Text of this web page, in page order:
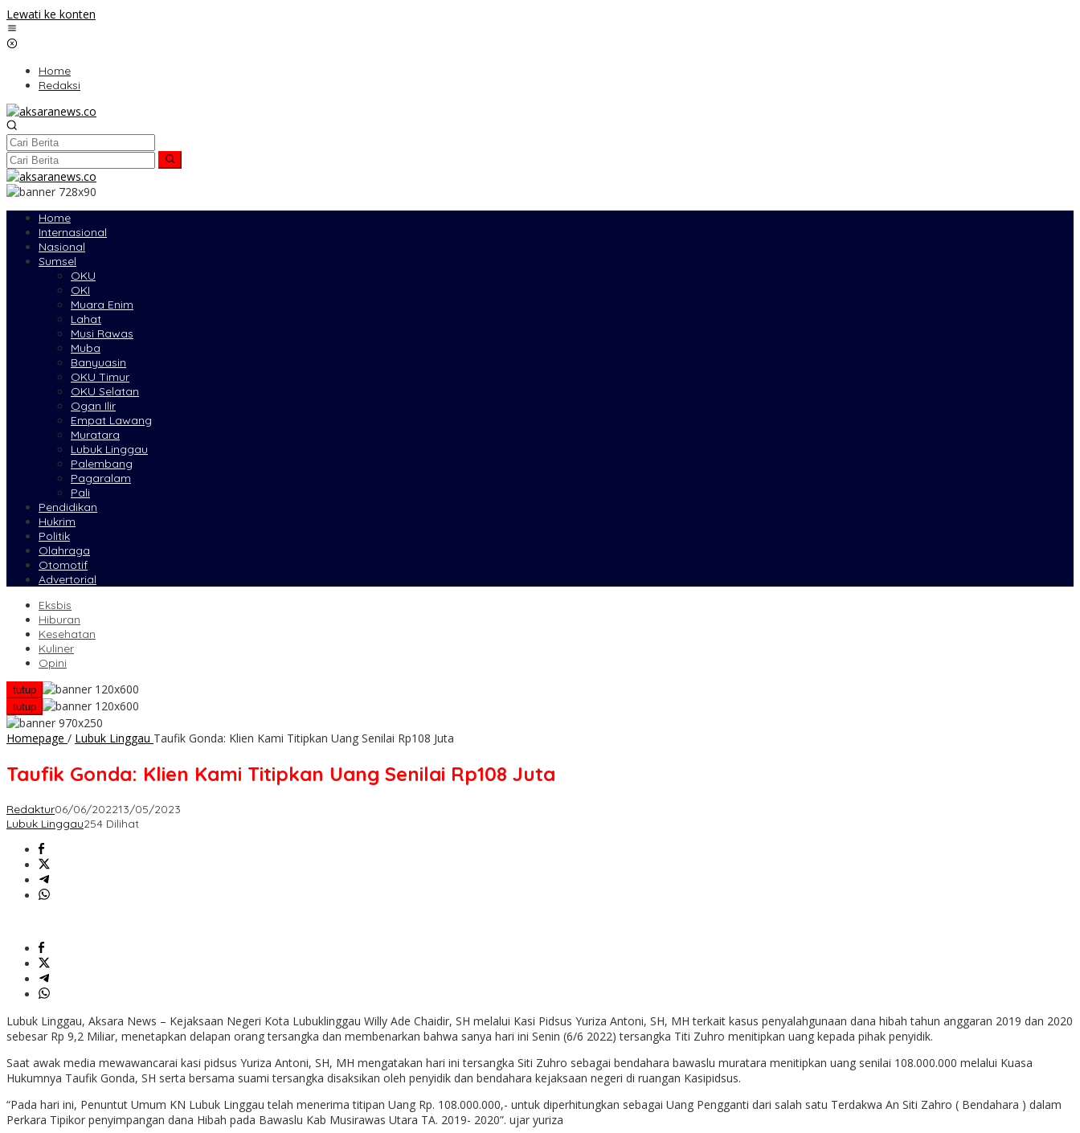
Lewati ke konten
Home
Redaksi
Home
Internasional
Nasional
Sumsel
OKU
OKI
Muara Enim
Lahat
Musi Rawas
Muba
Banyuasin
OKU Timur
OKU Selatan
Ogan Ilir
Empat Lawang
Muratara
Lubuk Linggau
Palembang
Pagaralam
Pali
Pendidikan
Hukrim
Politik
Olahraga
Otomotif
Advertorial
Eksbis
Hiburan
Kesehatan
Kuliner
Opini
tutup
tutup
Homepage / Lubuk Linggau Taufik Gonda: Klien Kami Titipkan Uang Senilai Rp108 Juta
Taufik Gonda: Klien Kami Titipkan Uang Senilai Rp108 Juta
Redaktur06/06/202213/05/2023
Lubuk Linggau254 Dilihat
Lubuk Linggau, Aksara News – Kejaksaan Negeri Kota Lubuklinggau Willy Ade Chaidir, SH melalui Kasi Pidsus Yuriza Antoni, SH, MH terkait kasus penyalahgunaan dana hibah tahun anggaran 2019 dan 2020
sebesar Rp 9,2 Miliar, menetapkan delapan orang tersangka dan membenarkan bahwa sanya hari ini Senin (6/6 2022) tersangka Titi Zuhro menitipkan uang kepada pihak penyidik.
Saat awak media mewawancarai kasi pidsus Yuriza Antoni, SH, MH mengatakan hari ini tersangka Siti Zuhro sebagai bendahara bawaslu muratara menitipkan uang senilai 108.000.000 melalui Kuasa
Hukumnya Taufik Gonda, SH serta bersama suami tersangka disaksikan oleh penyidik dan bendahara kejaksaan negeri di ruangan Kasipidsus.
“Pada hari ini, Penuntut Umum KN Lubuk Linggau telah menerima titipan Uang Rp. 108.000.000,- untuk diperhitungkan sebagai Uang Pengganti dari salah satu Terdakwa An Siti Zahro ( Bendahara ) dalam
Perkara Tipikor penyimpangan dana Hibah pada Bawaslu Kab Musirawas Utara TA. 2019- 2020”. ujar yuriza